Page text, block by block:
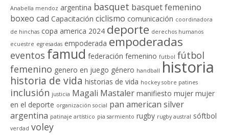
Anabella mendoz argentina basquet basquet femenino
boxeo cad Capacitación ciclismo comunicación coordinadora
de hinchas copa america 2024 deporte derechos humanos
ecuestre egresadas empoderada empoderadas
eventos famud federación femenino futbol fútbol
femenino genero en juego género handball historia
historia de vida historias de vida hockey sobre patines
inclusión justicia Magali Mastaler manifiesto mujer mujer
en el deporte organización social pan american silver
argentina patinaje artístico pia sarmiento rugby rugby austral sóftbol
verdad voley